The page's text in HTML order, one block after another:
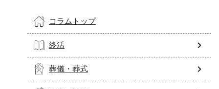
コラムトップ
終活
葬儀・葬式